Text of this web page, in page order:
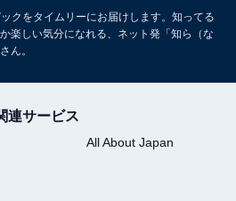
クをタイムリーにお届けします。知ってる
楽しい気分になれる、ネット発「知ら（な
ん。
連サービス
All About Japan